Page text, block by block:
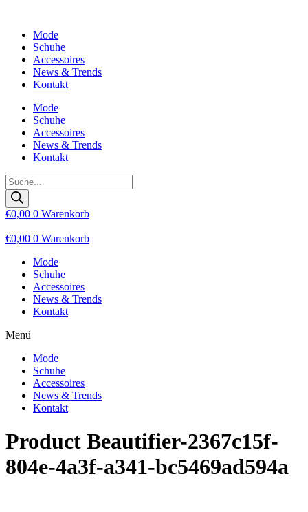
wechselnMode
Schuhe
Accessoires
News & Trends
Kontakt
Mode
Schuhe
Accessoires
News & Trends
Kontakt
Products
search
€0,00 0 Warenkorb
€0,00 0 Warenkorb
Mode
Schuhe
Accessoires
News & Trends
Kontakt
Menü
Mode
Schuhe
Accessoires
News & Trends
Kontakt
Product Beautifier-2367c15f-
804e-4a3f-a341-bc5469ad594a